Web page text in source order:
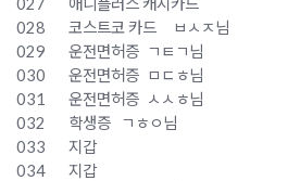
027
애니플러스 캐시카드
028
코스트코 카드
ㅂㅅㅈ님
029
운전면허증 ㄱㅌㄱ님
030
운전면허증 ㅁㄷㅎ님
031
운전면허증 ㅅㅅㅎ님
032
학생증
ㄱㅎㅇ님
033
지갑
034
지갑